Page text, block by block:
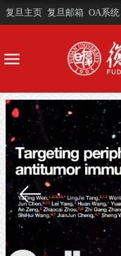
复旦主页 复旦邮箱 OA系统